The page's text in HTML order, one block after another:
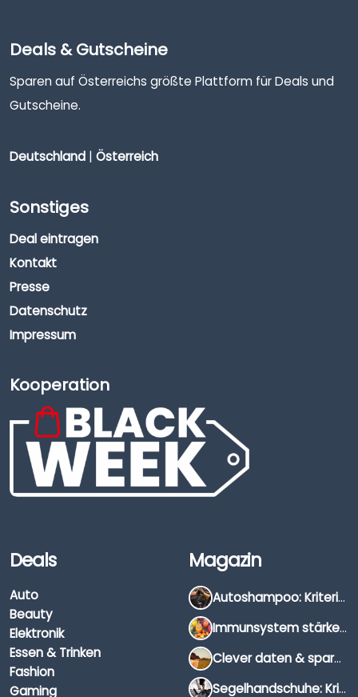
Deals & Gutscheine
Sparen auf Österreichs größte Plattform für Deals und
Gutscheine.
Deutschland | Österreich
Sonstiges
Deal eintragen
Kontakt
Presse
Datenschutz
Impressum
Kooperation
Deals
Auto
Beauty
Elektronik
Essen & Trinken
Fashion
Gaming
Magazin
Autoshampoo: Kriterien, Unterschiede & Anwendung
Immunsystem stärken: Hausmittel, Vitamine & Wissenswertes
Clever daten & sparen: So findest du die besten Deals für Dates und Unternehmungen
Segelhandschuhe: Kriterien, Materialien & Tipps